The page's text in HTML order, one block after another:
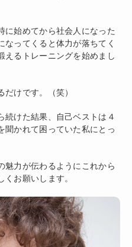
に始めてから社会人になった
ってくると体力が落ちてく
えるトレーニングを始めまし
けです。（笑）
続けた結果、自己ベストは４
聞かれて困っていた私にとっ
魅力が伝わるようにこれから
お願いします。